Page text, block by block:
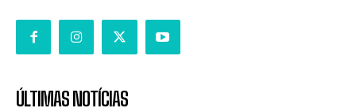
ÚLTIMAS NOTÍCIAS